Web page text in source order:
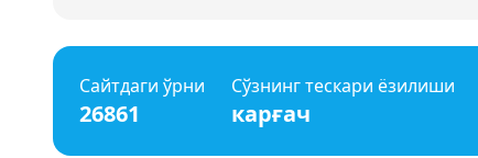
Сайтдаги ўрни
26861
Сўзнинг тескари ёзилиши
карғач